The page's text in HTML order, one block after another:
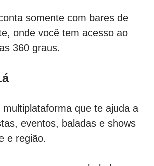
somente com bares de
onde você tem acesso ao
360 graus.
multiplataforma que te ajuda a
eventos, baladas e shows
e região.